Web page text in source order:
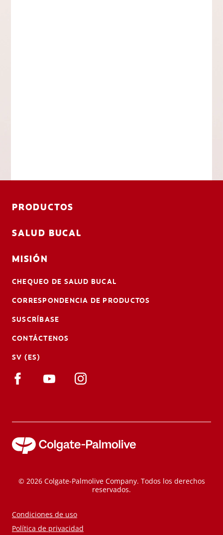
PRODUCTOS
SALUD BUCAL
MISIÓN
CHEQUEO DE SALUD BUCAL
CORRESPONDENCIA DE PRODUCTOS
SUSCRÍBASE
CONTÁCTENOS
SV (ES)
© 2026 Colgate-Palmolive Company. Todos los derechos
reservados.
Condiciones de uso
Política de privacidad